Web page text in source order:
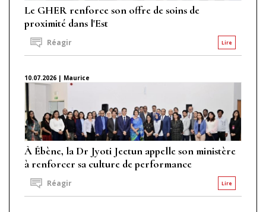
Le GHER renforce son offre de soins de
proximité dans l'Est
Lire
Réagir
10.07.2026 | Maurice
À Ébène, la Dr Jyoti Jeetun appelle son ministère
à renforcer sa culture de performance
Lire
Réagir